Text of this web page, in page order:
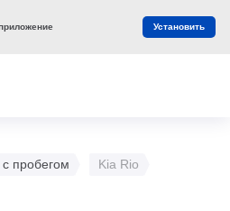
пробегом Kia Rio
Установить